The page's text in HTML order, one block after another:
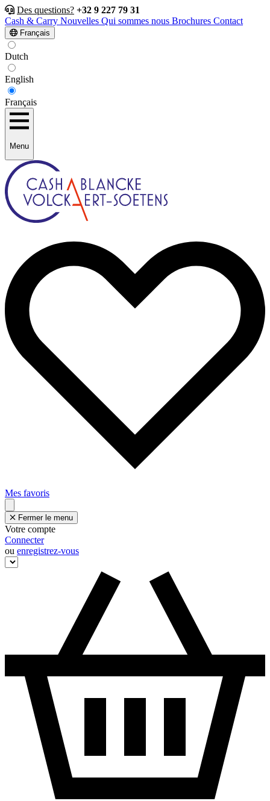
Des questions? +32 9 227 79 31
Cash & Carry Nouvelles Qui sommes nous Brochures Contact
Français
Dutch
English
Français
Menu
Mes favoris
Fermer le menu
Votre compte
Connecter
ou enregistrez-vous